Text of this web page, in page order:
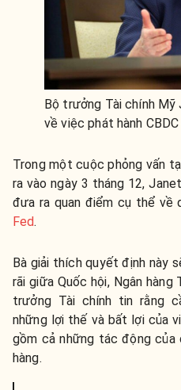
Bộ trưởng Tài chính
về việc phát hành
Trong một cuộc phỏng vấn
ra vào ngày 3 tháng 12,
đưa ra quan điểm cụ thể về
Fed.
Bà giải thích quyết định này
rãi giữa Quốc hội, Ngân hàng
trưởng Tài chính tin rằng
những lợi thế và bất lợi của
gồm cả những tác động của
hàng.